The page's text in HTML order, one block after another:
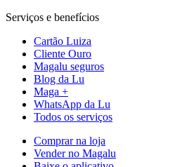
Serviços e benefícios
Cartão Luiza
Cliente Ouro
Magalu seguros
Blog da Lu
Maga +
WhatsApp da Lu
Todos os serviços
Comprar na loja
Vender no Magalu